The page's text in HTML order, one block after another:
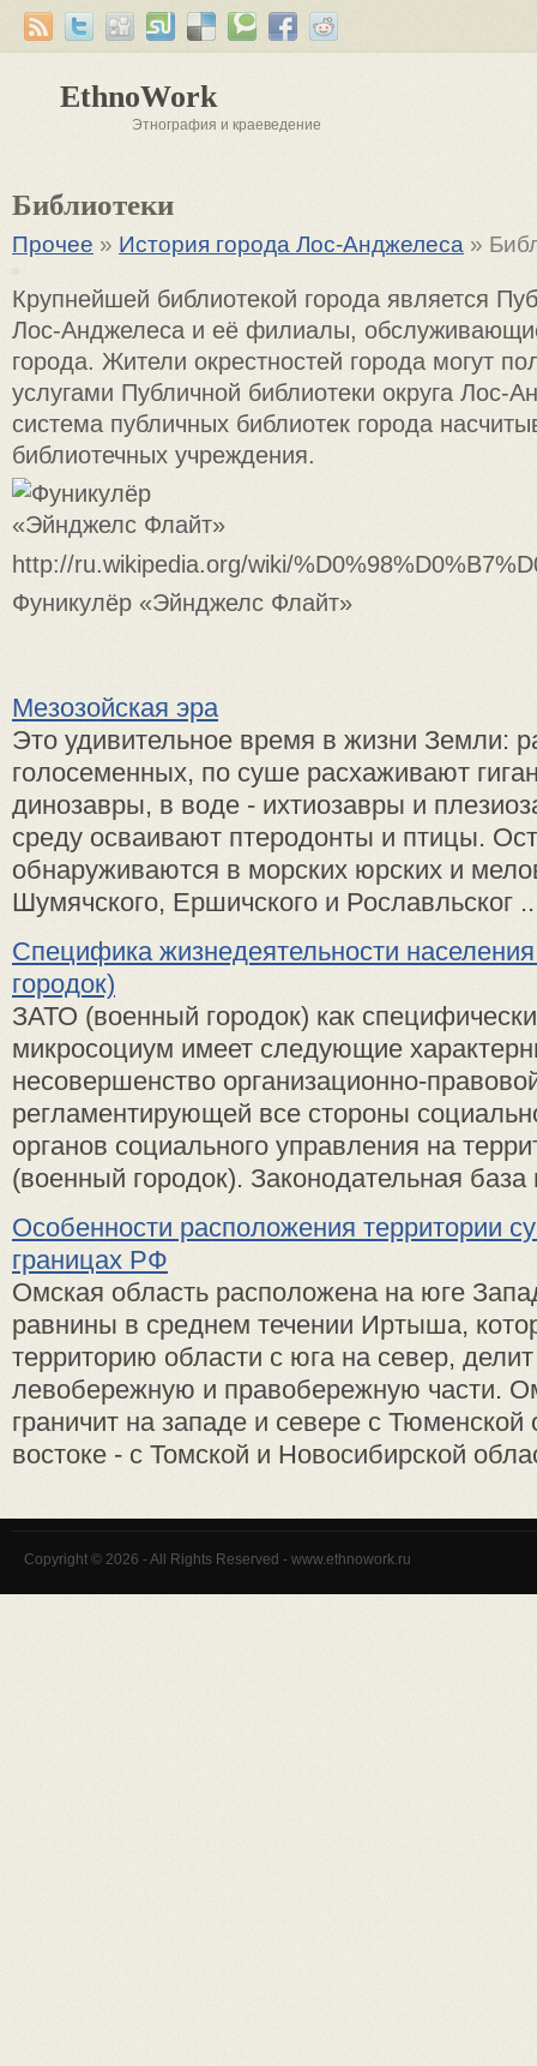
EthnoWork
Этнография и краеведение
Библиотеки
Прочее » История города Лос-Анджелеса »
Крупнейшей библиотекой города является
Лос-Анджелеса и её филиалы,
города. Жители окрестностей города могут
услугами Публичной библиотеки округа Лос-
система публичных библиотек города
библиотечных учреждения.
http://ru.wikipedia.org/wiki/
Фуникулёр «Эйнджелс Флайт»
Мезозойская эра
Это удивительное время в жизни Земли:
голосеменных, по суше расхаживают
динозавры, в воде - ихтиозавры и
среду осваивают птеродонты и птицы.
обнаруживаются в морских юрских и
Шумячского, Ершичского и Рославльског
Специфика жизнедеятельности
городок)
ЗАТО (военный городок) как
микросоциум имеет следующие
несовершенство организационно-
регламентирующей все стороны
органов социального управления на
(военный городок). Законодательная
Особенности расположения территории
границах РФ
Омская область расположена на юге
равнины в среднем течении Иртыша,
территорию области с юга на север,
левобережную и правобережную части.
граничит на западе и севере с Тюменской
востоке - с Томской и Новосибирской
Copyright © 2026 - All Rights Reserved - www.ethnowork.ru